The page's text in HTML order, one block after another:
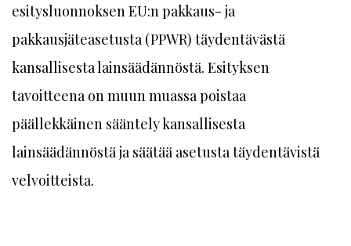
esitysluonnoksen EU:n pakkaus- ja
pakkausjäteasetusta (PPWR) täydentävästä
kansallisesta lainsäädännöstä. Esityksen
tavoitteena on muun muassa poistaa
päällekkäinen sääntely kansallisesta
lainsäädännöstä ja säätää asetusta täydentävistä
velvoitteista.